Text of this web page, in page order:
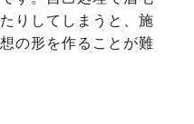
りしてしまうと、施
の形を作ることが難